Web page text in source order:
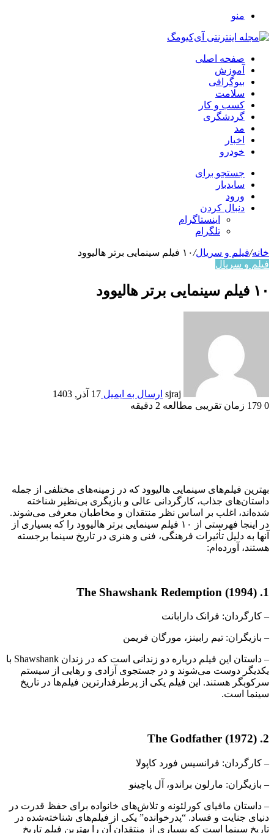
منو
صفحه اصلی
آموزش
بیوگرافی
سلامت
کسب و کار
گردشگری
مد
اخبار
خودرو
جستجو برای
سایدبار
ورود
دنبال کردن
اینستاگرام
تلگرام
خانه/فیلم و سریال/۱۰ فیلم سینمایی برتر هالیوود
فیلم و سریال
۱۰ فیلم سینمایی برتر هالیوود
sjraj ارسال به ایمیل 17 آذر, 1403
0
زمان تقریبی مطالعه 2 دقیقه
بهترین فیلم‌های سینمایی هالیوود که در زمینه‌های مختلفی از جمله
داستان‌های جذاب، کارگردانی عالی و بازیگری بی‌نظیر شناخته
شده‌اند، اغلب بر اساس نظر منتقدان و مخاطبان معرفی می‌شوند.
در اینجا فهرستی از ۱۰ فیلم سینمایی برتر هالیوود را که بسیاری از
آنها به دلیل تأثیرات فرهنگی، فنی و هنری در تاریخ سینما برجسته
هستند، آورده‌ام:
1. The Shawshank Redemption (1994)
– کارگردان: فرانک دارابانت
– بازیگران: تیم رابینز، مورگان فریمن
– داستان این فیلم درباره دو زندانی است که در زندان Shawshank با
یکدیگر دوست می‌شوند و در جستجوی آزادی و رهایی از سیستم
سرکوبگر هستند. این فیلم یکی از پرطرفدارترین فیلم‌ها در تاریخ
سینما است.
2. The Godfather (1972)
– کارگردان: فرانسیس فورد کاپولا
– بازیگران: مارلون براندو، آل پاچینو
– داستان مافیای کورلئونه و تلاش‌های خانواده برای حفظ قدرت در
دنیای جنایت و فساد. “پدرخوانده” یکی از فیلم‌های شناخته‌شده در
تاریخ سینما است که بسیاری از منتقدان آن را بهترین فیلم تاریخ